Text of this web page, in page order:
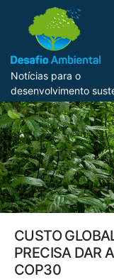
Notícias para o
desenvolvimento
CUSTO
PRECISA DAR
COP30